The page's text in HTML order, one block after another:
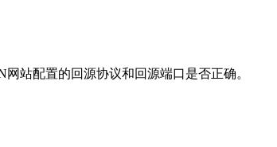
站配置的回源协议和回源端口是否正确。